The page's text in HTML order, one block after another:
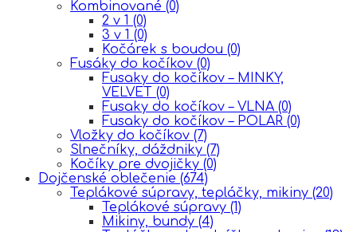
Kombinované (0)
2 v 1 (0)
3 v 1 (0)
Kočárek s boudou (0)
Fusáky do kočíkov (0)
Fusaky do kočíkov – MINKY,
VELVET (0)
Fusaky do kočíkov – VLNA (0)
Fusaky do kočíkov – POLAR (0)
Vložky do kočíkov (7)
Slnečníky, dáždniky (7)
Kočíky pre dvojičky (0)
Dojčenské oblečenie (674)
Teplákové súpravy, tepláčky, mikiny (20)
Teplákové súpravy (1)
Mikiny, bundy (4)